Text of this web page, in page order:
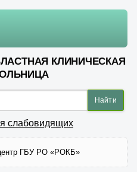
КЛИНИЧЕСКАЯ
слабовидящих
ГБУ РО «РОКБ»